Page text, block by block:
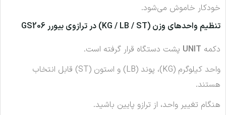
خودکار خاموش می‌شود.
تنظیم واحدهای وزن (KG / LB / ST) در ترازوی بیورر GS206
دکمه UNIT پشت دستگاه قرار گرفته است.
واحد کیلوگرم (KG)، پوند (LB) و استون (ST) قابل انتخاب
هستند.
هنگام تغییر واحد، از ترازو پایین باشید.